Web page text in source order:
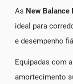
As New Balance
ideal para
e desempenho
Equipadas com
amortecimento